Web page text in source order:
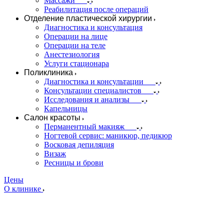
Реабилитация после операций
Отделение пластической хирургии
Диагностика и консультация
Операции на лице
Операции на теле
Анестезиология
Услуги стационара
Поликлиника
Диагностика и консультации
Консультации специалистов
Исследования и анализы
Капельницы
Салон красоты
Перманентный макияж
Ногтевой сервис: маникюр, педикюр
Восковая депиляция
Визаж
Ресницы и брови
Цены
О клинике